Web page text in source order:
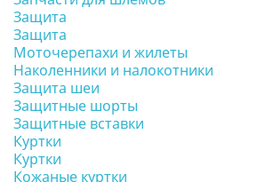
Защита
Защита
Моточерепахи и жилеты
Наколенники и налокотники
Защита шеи
Защитные шорты
Защитные вставки
Куртки
Куртки
Кожаные куртки